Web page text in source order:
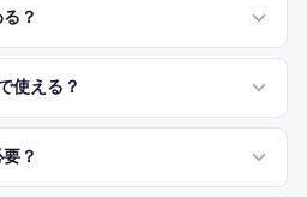
？
使える？
？